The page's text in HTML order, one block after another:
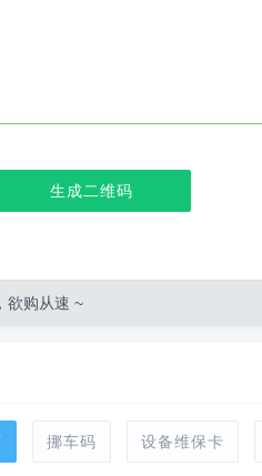
生成二维码
欲购从速 ~
挪车码 设备维保卡